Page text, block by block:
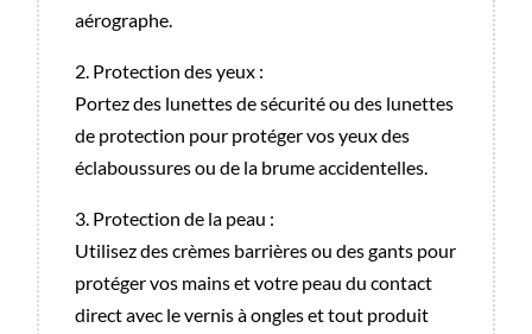
aérographe.
2. Protection des yeux :
Portez des lunettes de sécurité ou des lunettes
de protection pour protéger vos yeux des
éclaboussures ou de la brume accidentelles.
3. Protection de la peau :
Utilisez des crèmes barrières ou des gants pour
protéger vos mains et votre peau du contact
direct avec le vernis à ongles et tout produit